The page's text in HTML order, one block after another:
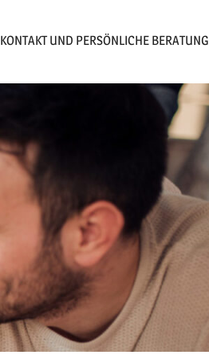
KONTAKT UND PERSÖNLICHE BERATUNG